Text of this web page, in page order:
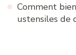
Comment
ustensiles de